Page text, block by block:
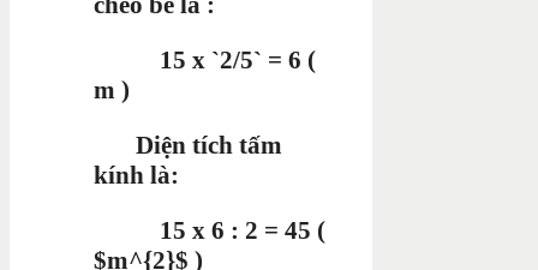
15 x `2/5` = 6 (
m )
Diện tích tấm
kính là:
15 x 6 : 2 = 45 (
$m^{2}$ )